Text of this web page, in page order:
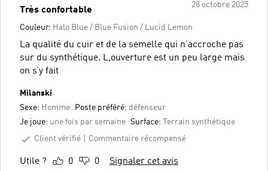
28 octobre 2025
Très confortable
Couleur: Halo Blue / Blue Fusion / Lucid Lemon
La qualité du cuir et de la semelle qui n’accroche pas
sur du synthétique. L,ouverture est un peu large mais
on s’y fait
Milanski
Sexe: Homme Poste préféré: défenseur
Je joue: une fois par semaine Surface:
Terrain synthétique
Client vérifié
Commentaire récompensé
Utile ? 0 0 Signaler cet avis